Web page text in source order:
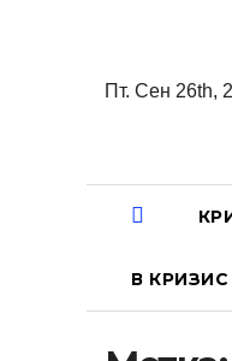
содержаниюПт. Сен 26th,
В КРИЗИС